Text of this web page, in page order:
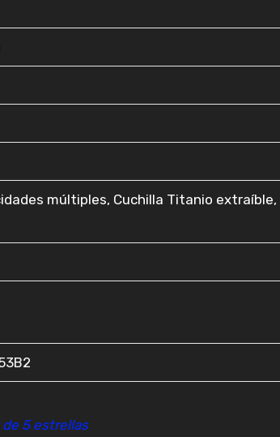
múltiples, Cuchilla Titanio extraíble,
de 5 estrellas